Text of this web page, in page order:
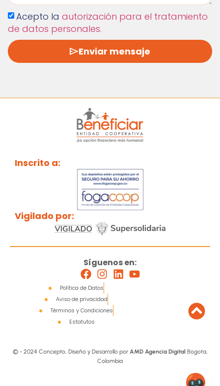
Acepto la autorización para el tratamiento
de datos personales.
Enviar mensaje
Inscrito a:
Vigilado por:
Síguenos en:
Política de Datos
Aviso de privacidad
Términos y Condiciones
Estatutos
© - 2024 Concepto, Diseño y Desarrollo por AMD Agencia Digital Bogota,
Colombia